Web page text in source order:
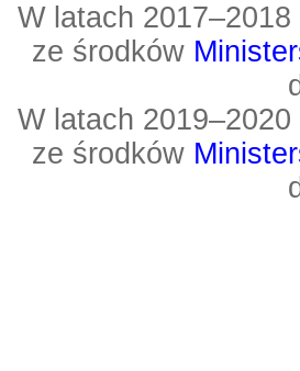
W latach
ze środków
W latach
ze środków